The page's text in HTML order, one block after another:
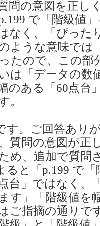
問の意図を正し
で「階級値
なく、「ぴった
ような意味では
たので、この部
は「データの数
のある「60点台
。
す。ご回答あり
質問の意図が正
め、追加で質問
ると「p.199 で
台」ではなく、
す」「階級値を
ご指摘の通りで